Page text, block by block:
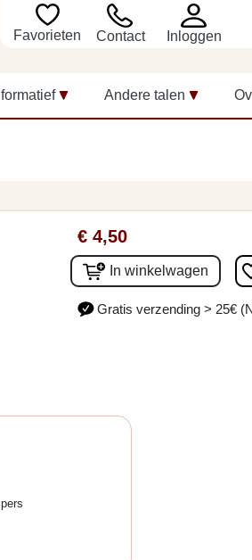
Favorieten Contact Inloggen
Andere talen
€ 4,50
In winkelwagen
Gratis verzending > 25€